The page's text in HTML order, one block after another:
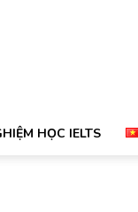
HỌC IELTS